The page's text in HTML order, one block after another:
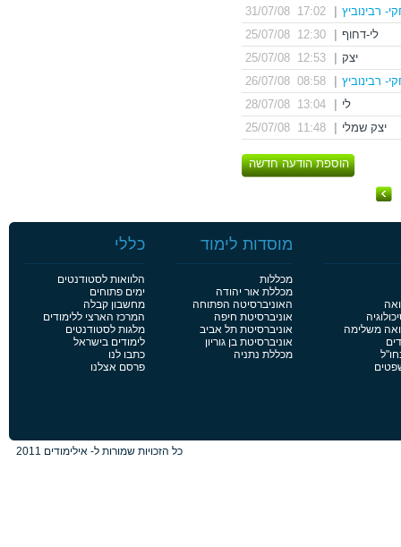
רבינוביץ
17:02 31/07/08
לי-דחוף
12:30 25/07/08
יצק
12:53 25/07/08
רבינוביץ
08:58 26/07/08
לי
13:04 28/07/08
יצק שמלי
11:48 25/07/08
הוספת הודעה חדשה
משלימה
מוסדות לימוד
מכללות
מכללת אור יהודה
האוניברסיטה הפתוחה
אוניברסיטת חיפה
אוניברסיטת תל אביב
אוניברסיטת בן גוריון
מכללת נתניה
כללי
הלוואות לסטודנטים
ימים פתוחים
מחשבון קבלה
המרכז הארצי ללימודים
מלגות לסטודנטים
לימודים בישראל
כתבו לנו
פרסם אצלנו
כל הזכויות שמורות ל- אילימודים 2011